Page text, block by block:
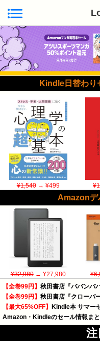
Kindle日替わ
¥1,540→ ¥499
Amazonデ
¥32,980→ ¥27,980
【全巻99円】 秋田書店『ババンバ
【全巻99円】 秋田書店『クローバ
【最大65%OFF】
Kindle本 サマー
Amazon・Kindleのセール情報ま
注